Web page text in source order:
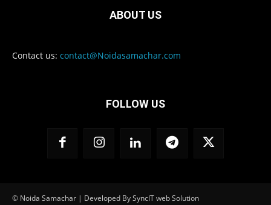
ABOUT US
Contact us: contact@Noidasamachar.com
FOLLOW US
© Noida Samachar | Developed By SyncIT web Solution